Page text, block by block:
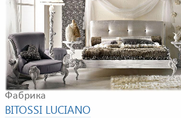
Композиция для спальной
входят: двуспальная кровать,
зеркало, напольная и настольная
Фабрика
BITOSSI LUCIANO